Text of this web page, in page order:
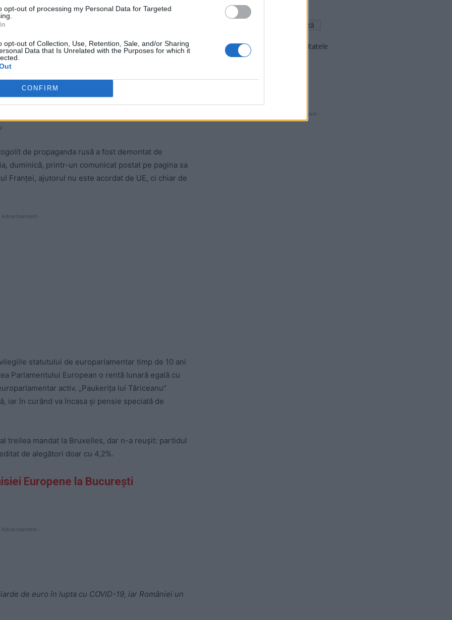
opt-out of processing my Personal Data for Targeted
opt-out of Collection, Use, Retention, Sale, and/or Sharing
Data that Is Unrelated with the Purposes for which it
CONFIRM
care o descalifică nu doar politic, ci și uman.
Uniunea Europeană nedreptățește România, căreia
în timp ce Franței îi dă 300 de miliarde.
fost europarlamentar!), lansată cu scopul de a
Rusiei, care a preluat-o prin organul său de
de „articol” e semnată de o anume Daniela
de propaganda rusă a fost demontat de
duminică, printr-un comunicat postat pe pagina sa
Franței, ajutorul nu este acordat de UE, ci chiar de
Advertisement -
statutului de europarlamentar timp de 10 ani
Parlamentului European o rentă lunară egală cu
activ. „Paukerița lui Tăriceanu”
iar în curând va încasa și pensie specială de
treilea mandat la Bruxelles, dar n-a reușit: partidul
de alegători doar cu 4,2%.
Europene la București
Advertisement -
de euro în lupta cu COVID-19, iar României un
Altul
Arată rezultatele
- Advertisment -